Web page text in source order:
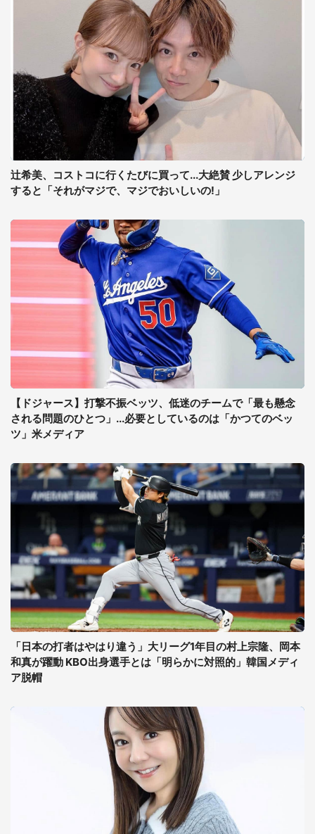
辻希美、コストコに行くたびに買って...大絶賛 少しアレンジ
すると「それがマジで、マジでおいしいの!」
【ドジャース】打撃不振ベッツ、低迷のチームで「最も懸念
される問題のひとつ」...必要としているのは「かつてのベッ
ツ」米メディア
「日本の打者はやはり違う」大リーグ1年目の村上宗隆、岡本
和真が躍動 KBO出身選手とは「明らかに対照的」韓国メディ
ア脱帽